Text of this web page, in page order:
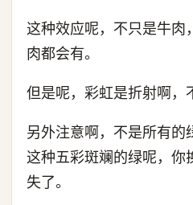
这种效应呢，不只是牛肉
肉都会有。
但是呢，彩虹是折射啊，
另外注意啊，不是所有的
这种五彩斑斓的绿呢，你
失了。